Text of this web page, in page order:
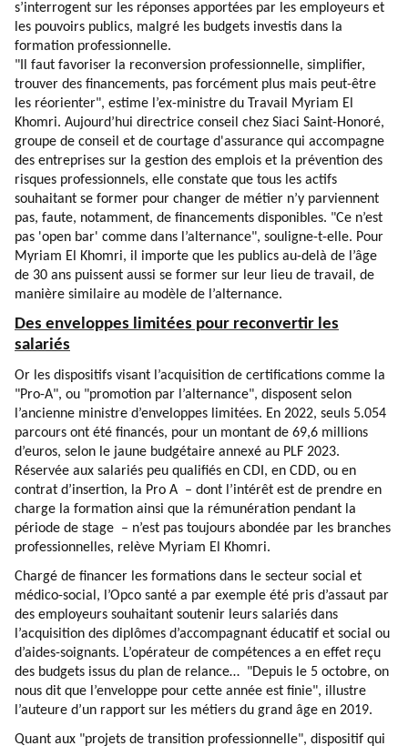
s’interrogent sur les réponses apportées par les employeurs et
les pouvoirs publics, malgré les budgets investis dans la
formation professionnelle.
"Il faut favoriser la reconversion professionnelle, simplifier,
trouver des financements, pas forcément plus mais peut-être
les réorienter", estime l’ex-ministre du Travail Myriam El
Khomri. Aujourd’hui directrice conseil chez Siaci Saint-Honoré,
groupe de conseil et de courtage d'assurance qui accompagne
des entreprises sur la gestion des emplois et la prévention des
risques professionnels, elle constate que tous les actifs
souhaitant se former pour changer de métier n’y parviennent
pas, faute, notamment, de financements disponibles. "Ce n’est
pas 'open bar' comme dans l’alternance", souligne-t-elle. Pour
Myriam El Khomri, il importe que les publics au-delà de l’âge
de 30 ans puissent aussi se former sur leur lieu de travail, de
manière similaire au modèle de l’alternance.
Des enveloppes limitées pour reconvertir les
salariés
Or les dispositifs visant l’acquisition de certifications comme la
"Pro-A", ou "promotion par l’alternance", disposent selon
l’ancienne ministre d’enveloppes limitées. En 2022, seuls 5.054
parcours ont été financés, pour un montant de 69,6 millions
d’euros, selon le jaune budgétaire annexé au PLF 2023.
Réservée aux salariés peu qualifiés en CDI, en CDD, ou en
contrat d’insertion, la Pro A – dont l’intérêt est de prendre en
charge la formation ainsi que la rémunération pendant la
période de stage – n’est pas toujours abondée par les branches
professionnelles, relève Myriam El Khomri.
Chargé de financer les formations dans le secteur social et
médico-social, l’Opco santé a par exemple été pris d’assaut par
des employeurs souhaitant soutenir leurs salariés dans
l’acquisition des diplômes d’accompagnant éducatif et social ou
d’aides-soignants. L’opérateur de compétences a en effet reçu
des budgets issus du plan de relance… "Depuis le 5 octobre, on
nous dit que l’enveloppe pour cette année est finie", illustre
l’auteure d’un rapport sur les métiers du grand âge en 2019.
Quant aux "projets de transition professionnelle", dispositif qui